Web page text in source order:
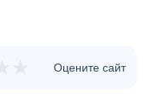
Оцените сайт